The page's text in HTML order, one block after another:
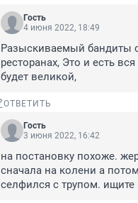
Гость
4 июня 2022, 18:49
Разыскиваемый бандиты
ресторанах, Это и есть
будет великой,
ОТВЕТИТЬ
Гость
3 июня 2022, 16:42
на постановку похоже.
сначала на колени а
селфился с трупом. ищите